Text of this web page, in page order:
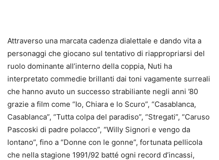
Attraverso una marcata cadenza dialettale e dando vita a
personaggi che giocano sul tentativo di riappropriarsi del
ruolo dominante all’interno della coppia, Nuti ha
interpretato commedie brillanti dai toni vagamente surreali
che hanno avuto un successo strabiliante negli anni ’80
grazie a film come “Io, Chiara e lo Scuro”, “Casablanca,
Casablanca”, “Tutta colpa del paradiso”, “Stregati”, “Caruso
Pascoski di padre polacco”, “Willy Signori e vengo da
lontano”, fino a “Donne con le gonne”, fortunata pellicola
che nella stagione 1991/92 batté ogni record d’incassi,